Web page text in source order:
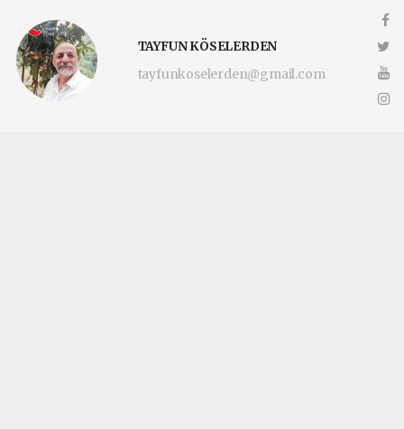
TAYFUN KÖSELERDEN
tayfunkoselerden@gmail.com